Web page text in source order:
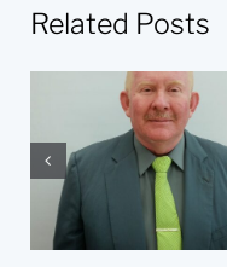
Related Posts
¿Por qué soy
abogado?